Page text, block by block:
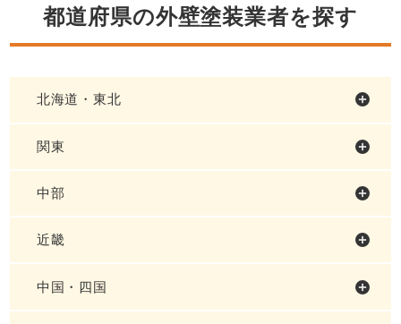
都道府県の外壁塗装業者を探す
北海道・東北
関東
中部
近畿
中国・四国